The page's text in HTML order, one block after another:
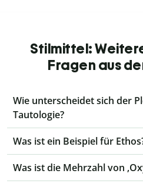
Stilmittel:
Fragen aus
Wie unterscheidet sich der
Tautologie?
Was ist ein Beispiel für
Was ist die Mehrzahl von